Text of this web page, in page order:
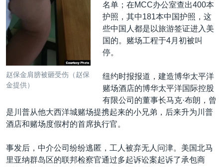
赵保金肩膀被砸受伤（赵保
金提供）
名单；在MCC办公室查出400本
护照，其中181本中国护照，这
些中国人都是以旅游签证进入美
国的。赌场工程于4月初被叫
停。
纽约时报报道，建造博华太平洋
赌场酒店的博华太平洋国际控股
有限公司的董事长马克·布朗，曾
是川普从他大西洋城赌场提携起来的小兄弟，后来升为川普
酒店和赌场度假村的首席执行官。
事发后，中介公司纷纷逃匿，工人被弃无人问津。美国北马
里亚纳群岛区的联邦检察官通过多起诉讼案起诉了承包商